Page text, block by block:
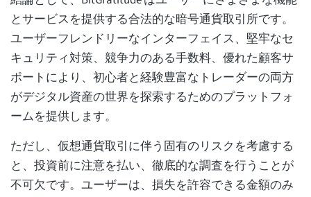
とサービスを提供する合法的な暗号通貨取引所です。
ユーザーフレンドリーなインターフェイス、堅牢なセ
キュリティ対策、競争力のある手数料、優れた顧客サ
ポートにより、初心者と経験豊富なトレーダーの両方
がデジタル資産の世界を探索するためのプラットフォ
ームを提供します。
ただし、仮想通貨取引に伴う固有のリスクを考慮する
と、投資前に注意を払い、徹底的な調査を行うことが
不可欠です。ユーザーは、損失を許容できる金額のみ